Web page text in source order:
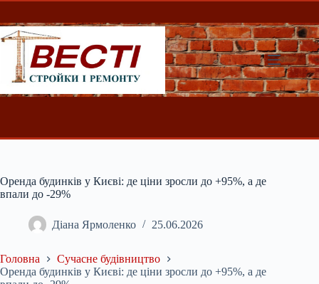
Перейти
вмісту
Оренда будинків у Києві: де ціни зросли до +95%, а де
впали до -29%
Діана Ярмоленко 25.06.2026
Головна
Сучасне будівництво
Оренда будинків у Києві: де ціни зросли до +95%, а де